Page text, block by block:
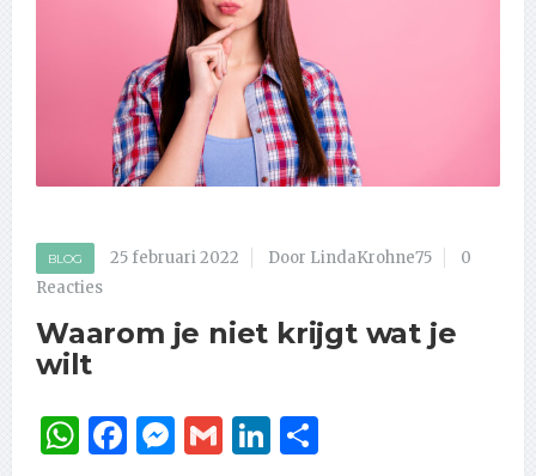
BLOG 25 februari 2022 Door LindaKrohne75
0
Reacties
Waarom je niet krijgt wat je
wilt
WhatsApp
Facebook
Messenger
GmailLinkedIn